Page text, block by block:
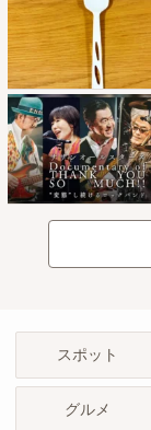
スポット
グルメ